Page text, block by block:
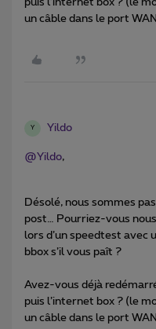
puis l’internet box ? (le
un câble dans le port
Y Yildo
@Yildo,
Désolé, nous sommes
post… Pourriez-vous
lors d’un speedtest avec
bbox s’il vous paît ?
Avez-vous déjà
puis l’internet box ? (le
un câble dans le port